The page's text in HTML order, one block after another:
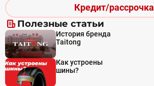
Кредит/рассрочка
Полезные статьи
История бренда
Taitong
Как устроены
шины?